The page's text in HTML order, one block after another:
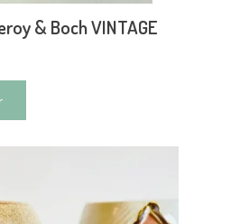
& Boch VINTAGE